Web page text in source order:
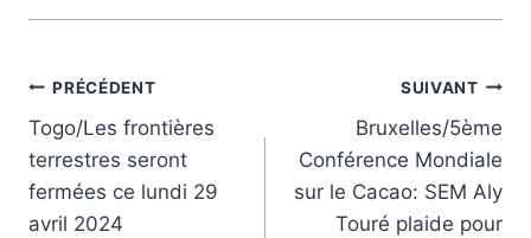
Navigation
de
l’article
PRÉCÉDENT
Togo/Les frontières
terrestres seront
fermées ce lundi 29
avril 2024
SUIVANT
Bruxelles/5ème
Conférence Mondiale
sur le Cacao: SEM Aly
Touré plaide pour